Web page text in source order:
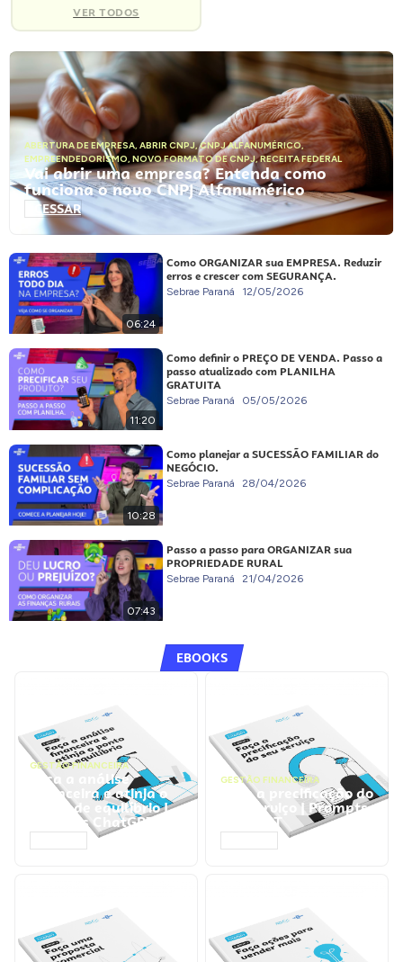
VER TODOS
ABERTURA DE EMPRESA, ABRIR CNPJ,CNPJ ALFANUMÉRICO,
EMPREENDEDORISMO, NOVO FORMATO DE CNPJ,RECEITA FEDERAL
Vai abrir uma empresa? Entenda como
funciona o novo CNPJ Alfanumérico
ACESSAR
06:24
Como ORGANIZAR sua EMPRESA. Reduzir
erros e crescer com SEGURANÇA.
Sebrae Paraná 12/05/2026
11:20
Como definir o PREÇO DE VENDA. Passo a
passo atualizado com PLANILHA
GRATUITA
Sebrae Paraná 05/05/2026
10:28
Como planejar a SUCESSÃO FAMILIAR do
NEGÓCIO.
Sebrae Paraná 28/04/2026
07:43
Passo a passo para ORGANIZAR sua
PROPRIEDADE RURAL
Sebrae Paraná 21/04/2026
EBOOKS
GESTÃO FINANCEIRA
Faça a análise
financeira e atinja o
ponto de equilíbrio |
Prompts ChatGPT
GESTÃO FINANCEIRA
Faça a precificação do
seu serviço | Prompts
ChatGPT